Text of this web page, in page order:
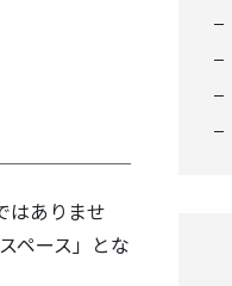
はありませ
ペース」とな